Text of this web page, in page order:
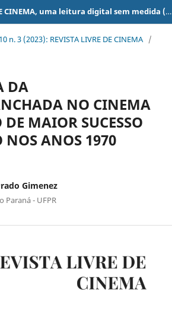
REVISTA LIVRE DE CINEMA, uma leitura digital sem medida (super 8, 16, 35, 70 mm, ...)
n. 3 (2023): REVISTA LIVRE DE CINEMA /
DA
NO CINEMA
MAIOR SUCESSO
NOS ANOS 1970
Gimenez
Paraná - UFPR